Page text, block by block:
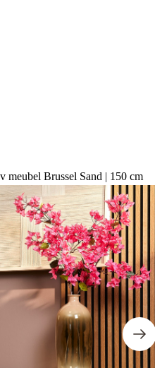
meubel Brussel Sand | 150 cm